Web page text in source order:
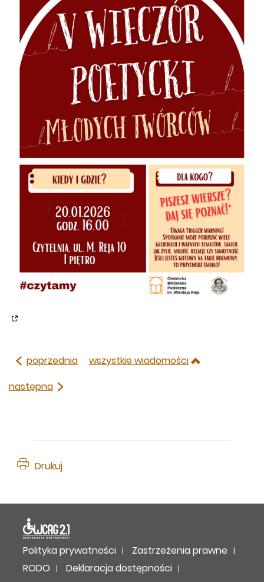
poprzednia
wszystkie wiadomości
następna
Drukuj
Polityka prywatności
Zastrzeżenia prawne
RODO
Deklaracja dostępności